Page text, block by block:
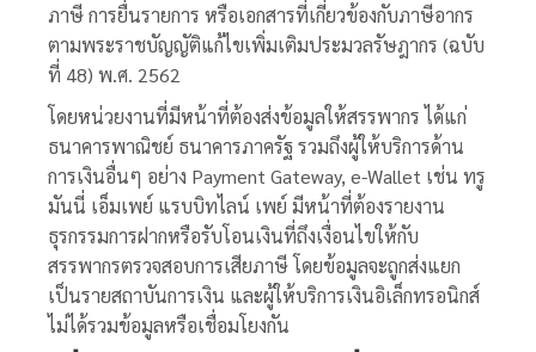
ภาษี การยื่นรายการ หรือเอกสารที่เกี่ยวข้องกับภาษีอากร
ตามพระราชบัญญัติแก้ไขเพิ่มเติมประมวลรัษฎากร (ฉบับ
ที่ 48) พ.ศ. 2562
โดยหน่วยงานที่มีหน้าที่ต้องส่งข้อมูลให้สรรพากร ได้แก่
ธนาคารพาณิชย์ ธนาคารภาครัฐ รวมถึงผู้ให้บริการด้าน
การเงินอื่นๆ อย่าง Payment Gateway, e-Wallet เช่น ทรู
มันนี่ เอ็มเพย์ แรบบิทไลน์ เพย์ มีหน้าที่ต้องรายงาน
ธุรกรรมการฝากหรือรับโอนเงินที่ถึงเงื่อนไขให้กับ
สรรพากรตรวจสอบการเสียภาษี โดยข้อมูลจะถูกส่งแยก
เป็นรายสถาบันการเงิน และผู้ให้บริการเงินอิเล็กทรอนิกส์
ไม่ได้รวมข้อมูลหรือเชื่อมโยงกัน